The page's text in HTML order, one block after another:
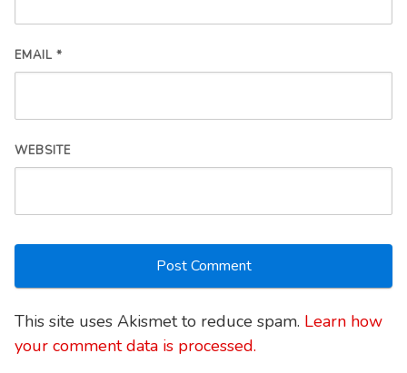
EMAIL *
WEBSITE
This site uses Akismet to reduce spam. Learn how
your comment data is processed.